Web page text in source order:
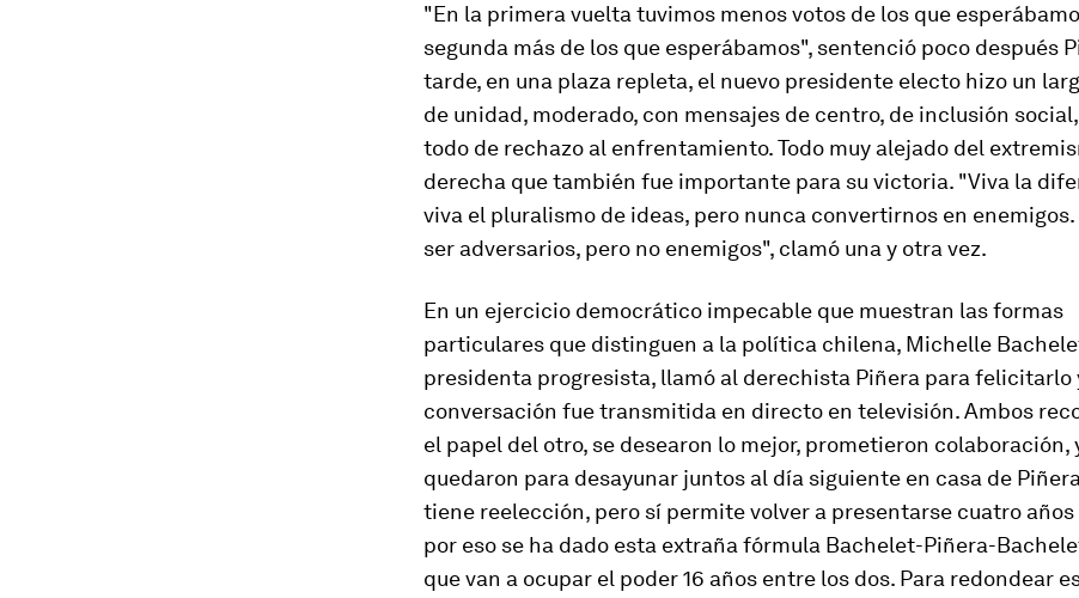
"En la primera vuelta tuvimos menos votos de los que
segunda más de los que esperábamos", sentenció poco después
tarde, en una plaza repleta, el nuevo presidente electo hizo un
de unidad, moderado, con mensajes de centro, de inclusión
todo de rechazo al enfrentamiento. Todo muy alejado del
derecha que también fue importante para su victoria. "Viva la
viva el pluralismo de ideas, pero nunca convertirnos en enemigos.
ser adversarios, pero no enemigos", clamó una y otra vez.
En un ejercicio democrático impecable que muestran las formas
particulares que distinguen a la política chilena, Michelle
presidenta progresista, llamó al derechista Piñera para felicitarlo
conversación fue transmitida en directo en televisión. Ambos
el papel del otro, se desearon lo mejor, prometieron colaboración,
quedaron para desayunar juntos al día siguiente en casa de
tiene reelección, pero sí permite volver a presentarse cuatro años
por eso se ha dado esta extraña fórmula Bachelet-Piñera-
que van a ocupar el poder 16 años entre los dos. Para redondear